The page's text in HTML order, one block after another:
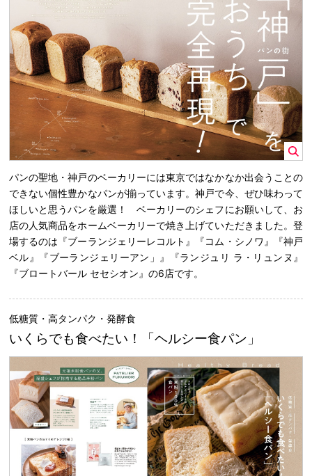
パンの聖地・神戸のベーカリーには東京ではなかなか出会うことの
できない個性豊かなパンが揃っています。神戸で今、ぜひ味わって
ほしいと思うパンを厳選！ ベーカリーのシェフにお願いして、お
店の人気商品をホームベーカリーで焼き上げていただきました。登
場するのは『ブーランジェリーレコルト』『コム・シノワ』『神戸
ベル』『ブーランジェリーアン」』『ランジュリ ラ・リュンヌ』
『ブロートバール セセシオン』の6店です。
低糖質・高タンパク・発酵食
いくらでも食べたい！「ヘルシー食パン」